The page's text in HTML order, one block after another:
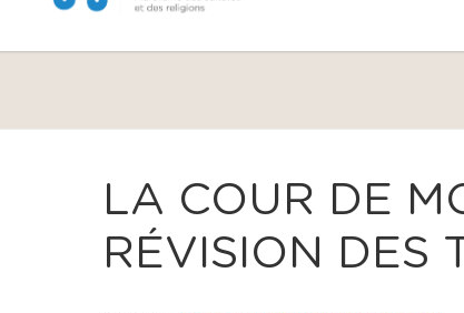
LA COUR DE
RÉVISION DES